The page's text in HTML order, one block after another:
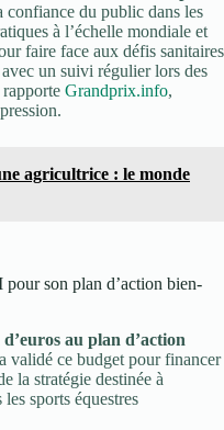
confiance du public dans les
à l’échelle mondiale et
faire face aux défis sanitaires
un suivi régulier lors des
Grandprix.info,
agricultrice : le monde
son plan d’action bien-
au plan d’action
validé ce budget pour financer
la stratégie destinée à
sports équestres